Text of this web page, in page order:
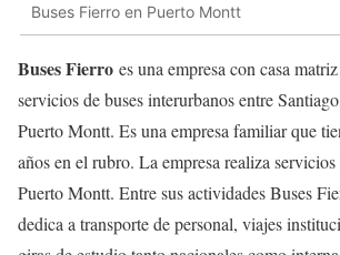
Buses Fierro en Puerto Montt
Buses Fierro es una empresa con casa
servicios de buses interurbanos entre
Puerto Montt. Es una empresa familiar que
años en el rubro. La empresa realiza
Puerto Montt. Entre sus actividades Buses
dedica a transporte de personal, viajes